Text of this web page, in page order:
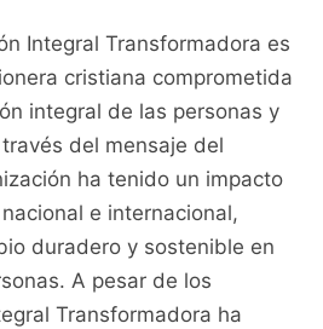
Integral Transformadora es
cristiana comprometida
integral de las personas y
del mensaje del
ha tenido un impacto
e internacional,
duradero y sostenible en
A pesar de los
Transformadora ha